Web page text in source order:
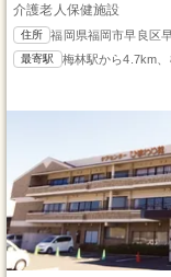
介護老人保健施設
住所 福岡県福岡市早良区
最寄駅 梅林駅から4.7km